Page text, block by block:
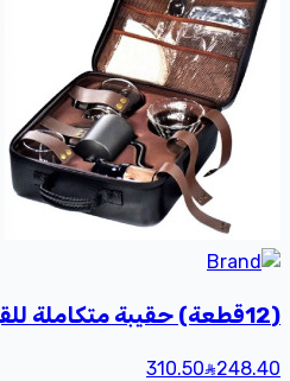
(12قطعة) حقيبة متكاملة للقهوة المقطرة V60
248.40
310.50